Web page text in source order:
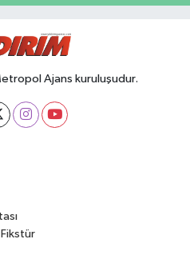
Ajans kuruluşudur.